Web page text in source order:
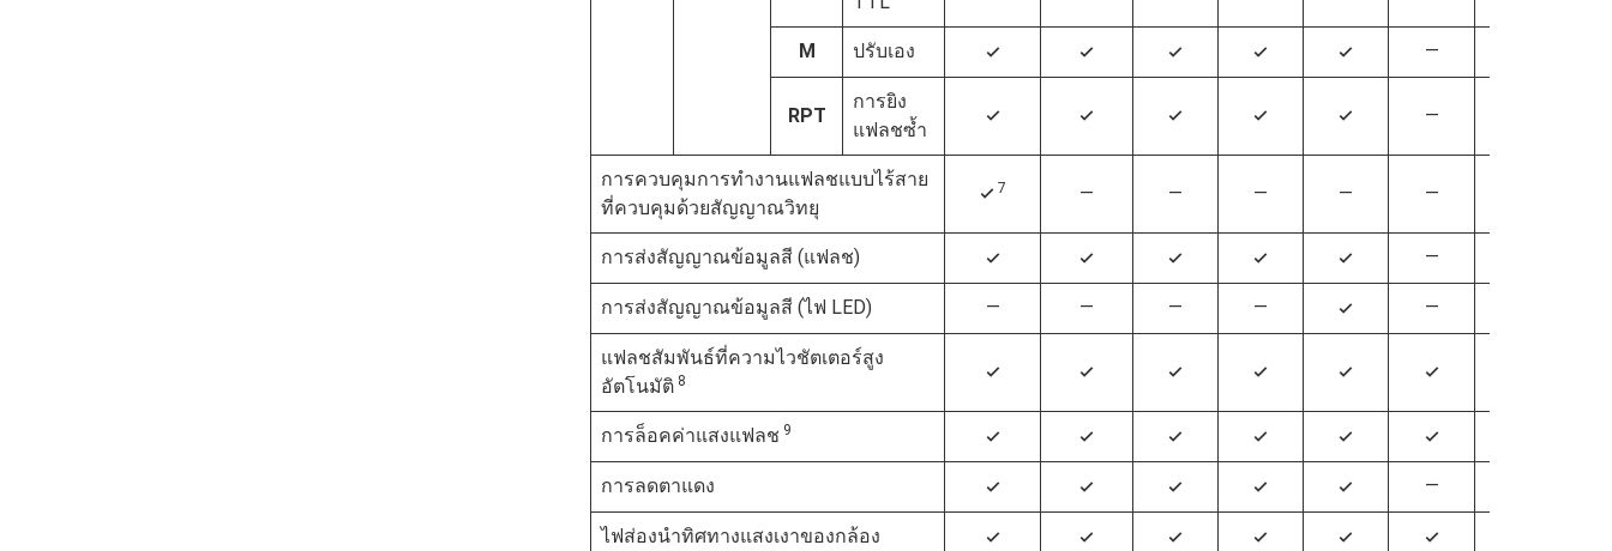
M ปรับเอง 4 4 4 4 4 —
RPT
การยิง
แฟลชซ้ำ
4 4 4 4 4 —
การควบคุมการทำงานแฟลชแบบไร้สาย
ที่ควบคุมด้วยสัญญาณวิทยุ
4 7 — — — — —
การส่งสัญญาณข้อมูลสี (แฟลช) 4 4 4 4 4 —
การส่งสัญญาณข้อมูลสี (ไฟ LED) — — — — 4 —
แฟลชสัมพันธ์ที่ความไวชัตเตอร์สูง
อัตโนมัติ 8
4 4 4 4 4 4
การล็อคค่าแสงแฟลช 9 4 4 4 4 4 4
การลดตาแดง 4 4 4 4 4 —
ไฟส่องนำทิศทางแสงเงาของกล้อง 4 4 4 4 4 4